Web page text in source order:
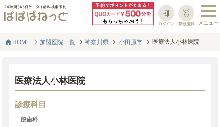
新規登録
ログイン
homeHOME 加盟医院一覧 神奈川県 小田原市 医療法人小林医院
医療法人小林医院
診療科目
一般歯科